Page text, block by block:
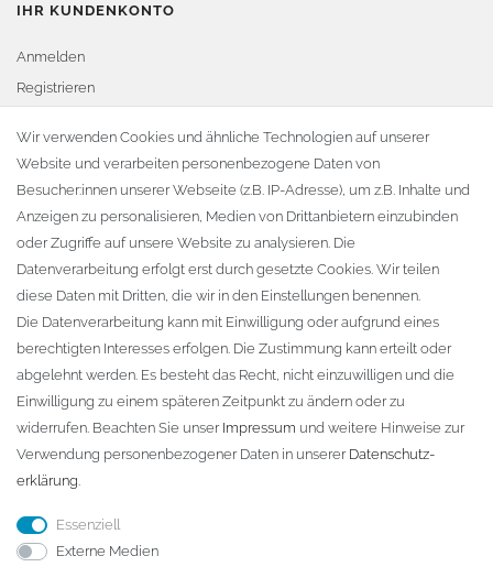
IHR KUNDENKONTO
Anmelden
Registrieren
Warenkorb
Zur Kasse
KONTAKT
Fa. Steffen Jost
Söbrigener Weg 50
D-01796 Pirna
Telefon:+49 (0)3501 507295
info@dach-teufel.de
Wir verwenden Cookies und ähnliche Technologien auf unserer
Website und verarbeiten personenbezogene Daten von
Besucher:innen unserer Webseite (z.B. IP-Adresse), um z.B. Inhalte und
Anzeigen zu personalisieren, Medien von Drittanbietern einzubinden
oder Zugriffe auf unsere Website zu analysieren. Die
Datenverarbeitung erfolgt erst durch gesetzte Cookies. Wir teilen
diese Daten mit Dritten, die wir in den Einstellungen benennen.
Die Datenverarbeitung kann mit Einwilligung oder aufgrund eines
berechtigten Interesses erfolgen. Die Zustimmung kann erteilt oder
abgelehnt werden. Es besteht das Recht, nicht einzuwilligen und die
Einwilligung zu einem späteren Zeitpunkt zu ändern oder zu
widerrufen. Beachten Sie unser Impressum und weitere Hinweise zur
Verwendung personenbezogener Daten in unserer Daten­schutz­
erklärung.
Essenziell
Externe Medien